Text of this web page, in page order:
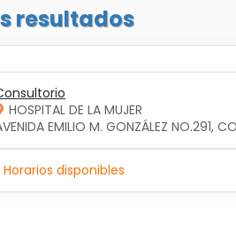
resultados
HOSPITAL DE LA MUJER
EMILIO M. GONZÁLEZ NO.291,
Horarios disponibles